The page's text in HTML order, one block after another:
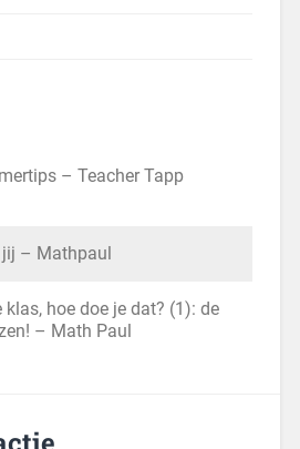
– Teacher Tapp
jij – Mathpaul
klas, hoe doe je dat? (1): de
– Math Paul